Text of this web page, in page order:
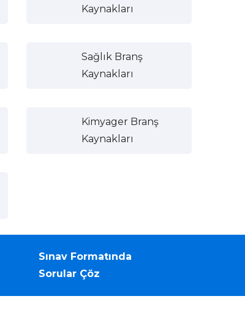
Kaynakları
Sağlık Branş
Kaynakları
Kimyager Branş
Kaynakları
Sınav Formatında
Sorular Çöz